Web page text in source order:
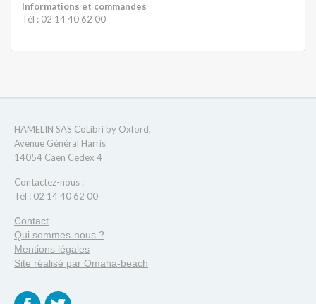
Informations et commandes
Tél : 02 14 40 62 00
HAMELIN SAS CoLibrì by Oxford,
Avenue Général Harris
14054 Caen Cedex 4
Contactez-nous :
Tél : 02 14 40 62 00
Contact
Qui sommes-nous ?
Mentions légales
Site réalisé par Omaha-beach